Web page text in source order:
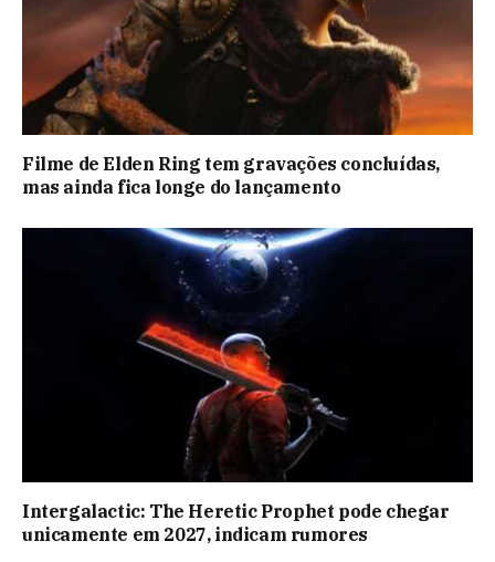
Filme de Elden Ring tem gravações concluídas,
mas ainda fica longe do lançamento
Intergalactic: The Heretic Prophet pode chegar
unicamente em 2027, indicam rumores